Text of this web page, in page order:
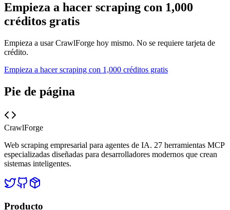
Empieza a hacer scraping con 1,000
créditos gratis
Empieza a usar CrawlForge hoy mismo. No se requiere tarjeta de
crédito.
Empieza a hacer scraping con 1,000 créditos gratis
Pie de página
CrawlForge
Web scraping empresarial para agentes de IA. 27 herramientas MCP
especializadas diseñadas para desarrolladores modernos que crean
sistemas inteligentes.
Producto